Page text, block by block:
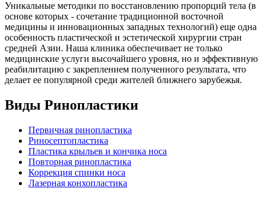
Уникальные методики по восстановлению пропорций тела (в
основе которых - сочетание традиционной восточной
медицины и инновационных западных технологий) еще одна
особенность пластической и эстетической хирургии стран
средней Азии. Наша клиника обеспечивает не только
медицинские услуги высочайшего уровня, но и эффективную
реабилитацию с закреплением полученного результата, что
делает ее популярной среди жителей ближнего зарубежья.
Виды Ринопластики
Первичная ринопластика
Риносептопластика
Пластика крыльев и кончика носа
Повторная ринопластика
Коррекция спинки носа
Лазерная конхопластика